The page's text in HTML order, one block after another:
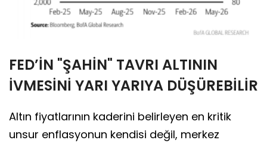
FED’İN "ŞAHİN" TAVRI ALTININ
İVMESİNİ YARI YARIYA DÜŞÜREBİLİR
Altın fiyatlarının kaderini belirleyen en kritik
unsur enflasyonun kendisi değil, merkez